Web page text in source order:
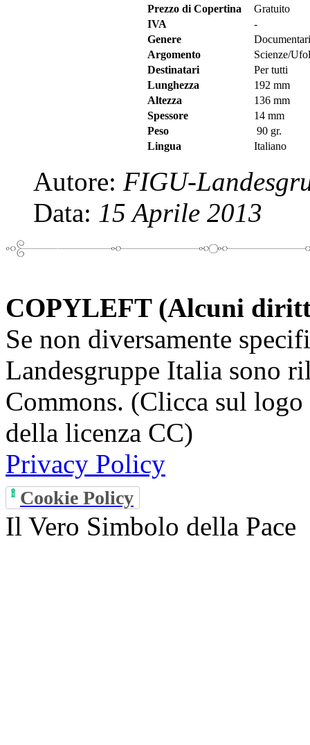
Prezzo di Copertina
Gratuito
IVA
-
Genere
Argomento
Scienze/
Destinatari
Per tutti
Lunghezza
192 mm
Altezza
136 mm
Spessore
14 mm
Peso
90 gr.
Lingua
Italiano
Autore: FIGU-
Data: 15 Aprile 2013
COPYLEFT (Alcuni
Se non diversamente
Landesgruppe Italia sono
Commons. (Clicca sul
della licenza CC)
Privacy Policy
Cookie Policy
Il Vero Simbolo della Pace